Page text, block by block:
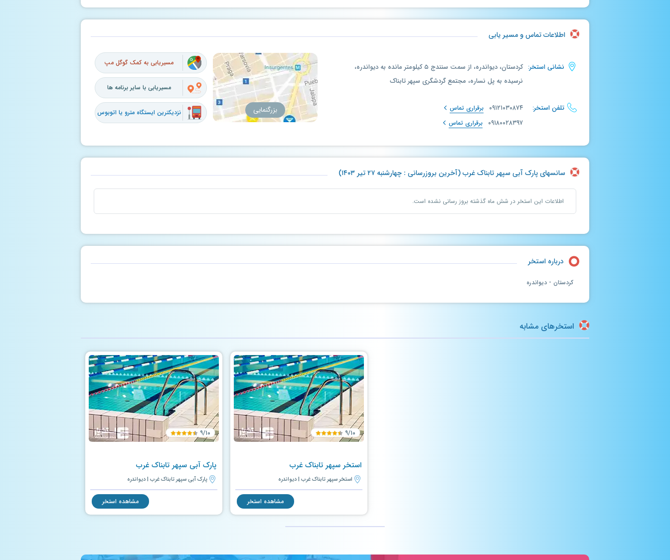
اطلاعات تماس و مسیر یابی
نشانی استخر:
کردستان، دیواندره، از سمت سنندج ۵ کیلومتر مانده به دیواندره،
نرسیده به پل نساره، مجتمع گردشگری سپهر تابناک
تلفن استخر: ۰۹۱۲۱۰۳۰۸۷۴ برقراری تماس
۰۹۱۸۰۰۲۸۳۹۷ برقراری تماس
بزرگنمایی
مسیریابی به کمک گوگل مپ
مسیریابی با سایر برنامه ها
نزدیکترین ایستگاه مترو یا اتوبوس
سانسهای پارک آبی سپهر تابناک غرب (آخرین بروزرسانی : چهارشنبه ۲۷ تیر ۱۴۰۳)
اطلاعات این استخر در شش ماه گذشته بروز رسانی نشده است.
درباره استخر
کردستان - دیواندره
استخرهای مشابه
۹/۱۰
استخر سپهر تابناک غرب
استخر سپهر تابناک غرب | دیواندره
مشاهده استخر
۹/۱۰
پارک آبی سپهر تابناک غرب
پارک آبی سپهر تابناک غرب | دیواندره
مشاهده استخر